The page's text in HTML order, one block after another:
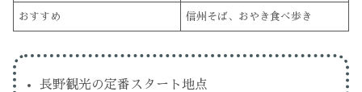
おすすめ 信州そば、おやき食べ歩き
長野観光の定番スタート地点